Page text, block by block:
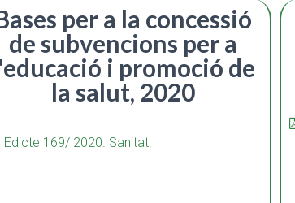
per a la concessió
de subvencions per a
i promoció de
la salut, 2020
Edicte 169/ 2020. Sanitat.